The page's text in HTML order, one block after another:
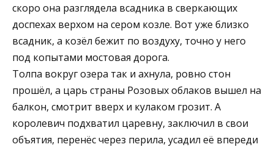
скоро она разглядела всадника в сверкающих
доспехах верхом на сером козле. Вот уже близко
всадник, а козёл бежит по воздуху, точно у него
под копытами мостовая дорога.
Толпа вокруг озера так и ахнула, ровно стон
прошёл, а царь страны Розовых облаков вышел на
балкон, смотрит вверх и кулаком грозит. А
королевич подхватил царевну, заключил в свои
объятия, перенёс через перила, усадил её впереди